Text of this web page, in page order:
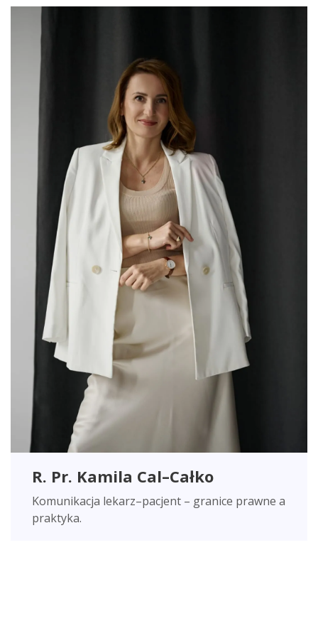
R. Pr. Kamila Cal–Całko
Komunikacja lekarz–pacjent – granice prawne a
praktyka.